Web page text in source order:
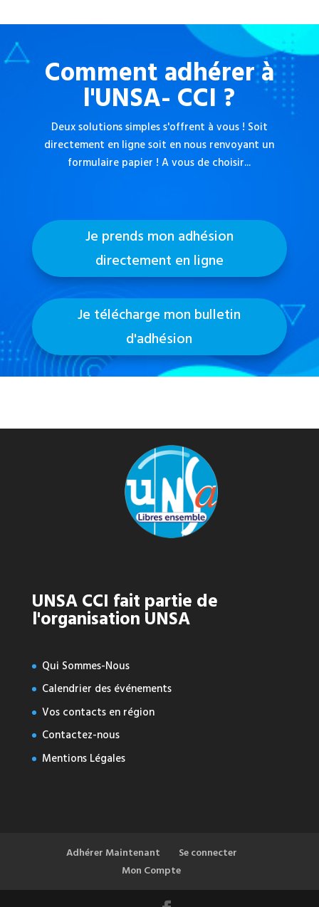
Comment adhérer à
l'UNSA- CCI ?
Deux solutions simples s'offrent à vous ! Soit
directement en ligne soit en nous renvoyant un
formulaire papier ! A vous de choisir...
Je prends mon adhésion
directement en ligne
Je télécharge mon bulletin
d'adhésion
UNSA CCI fait partie de
l'organisation UNSA
Qui Sommes-Nous
Calendrier des événements
Vos contacts en région
Contactez-nous
Mentions Légales
Adhérer Maintenant
Se connecter
Mon Compte